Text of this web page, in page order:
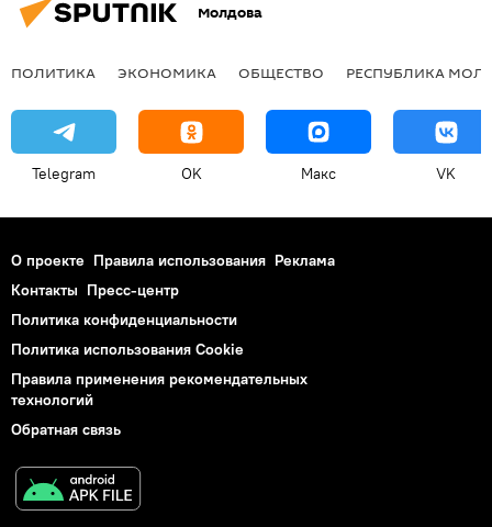
Молдова
ПОЛИТИКА ЭКОНОМИКА ОБЩЕСТВО РЕСПУБЛИКА
Telegram OK Макс VK
О проекте Правила использования Реклама
Контакты Пресс-центр
Политика конфиденциальности
Политика использования Cookie
Правила применения рекомендательных
технологий
Обратная связь